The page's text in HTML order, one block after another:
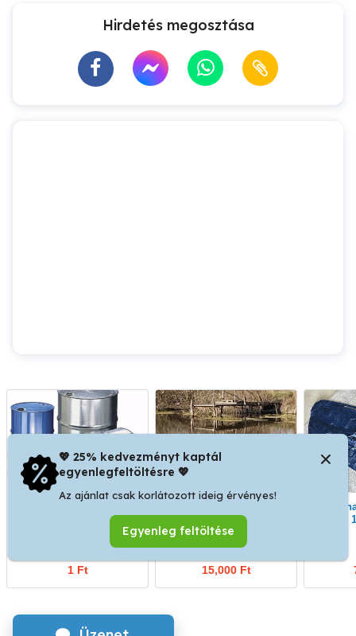
Hirdetés megosztása
1 Ft
stég bontásra eladó.
Győr
15,000 Ft
💖 25% kedvezményt kaptál
egyenlegfeltöltésre 💖
Az ajánlat csak korlátozott ideig érvényes!
Egyenleg feltöltése